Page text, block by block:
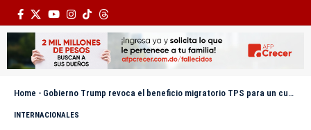
Home - Gobierno Trump revoca el beneficio migratorio TPS para un cuarto de millón de venezolanos
INTERNACIONALES